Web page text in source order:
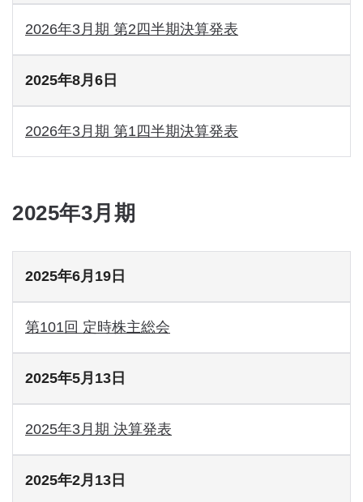
2026年3月期 第2四半期決算発表
2025年8月6日
2026年3月期 第1四半期決算発表
2025年3月期
2025年6月19日
第101回 定時株主総会
2025年5月13日
2025年3月期 決算発表
2025年2月13日